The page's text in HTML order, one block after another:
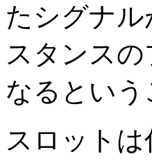
たシグナ
スタンス
なるという
スロット